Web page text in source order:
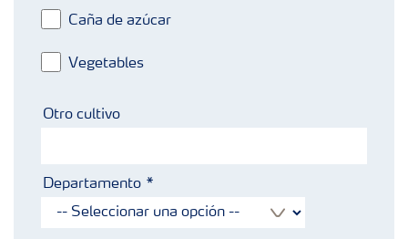
Caña de azúcar
Vegetables
Otro cultivo
Departamento